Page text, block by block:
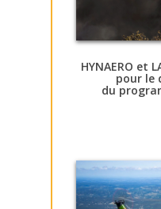
HYNAERO et
pour le
du